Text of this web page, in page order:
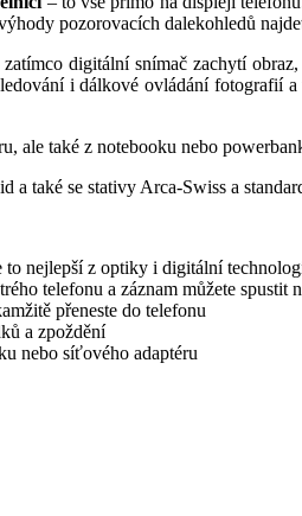
pozorovacích dalekohledů
digitální snímač zachytí
i dálkové ovládání fotografií
ale také z notebooku nebo
také se stativy Arca-Swiss a
nejlepší z optiky i digitální
telefonu a záznam můžete spustit
přeneste do telefonu
a zpoždění
nebo síťového adaptéru